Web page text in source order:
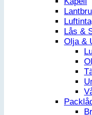
Lås &
Olja &